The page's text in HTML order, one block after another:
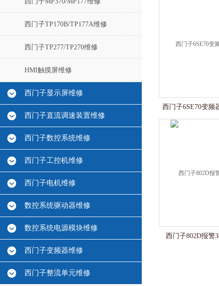
西门子TP170B/TP177A维修
西门子TP277/TP270维修
HMI触摸屏维修
西门子显示屏维修
西门子直流调速装置维修
西门子数控系统维修
西门子工控机维修
西门子电机维修
数控系统驱动器维修
数控系统电源模块维修
西门子变频器维修
西门子整流单元维修
西门子6SE70变频
西门子802D报警